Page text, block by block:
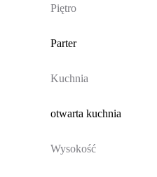
Piętro
Parter
Kuchnia
otwarta kuchnia
Wysokość